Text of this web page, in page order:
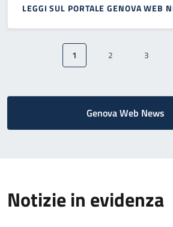
LEGGI SUL PORTALE GENOVA WEB
Paginazione
Pagina attuale
1 Pagina
2 Pagina
3
Genova Web News
Notizie in evidenza